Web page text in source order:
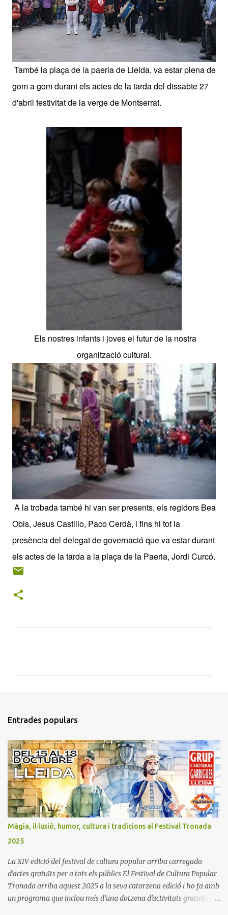
També la plaça de la paeria de Lleida, va estar plena de
gom a gom durant els actes de la tarda del dissabte 27
d'abril festivitat de la verge de Montserrat.
Els nostres infants i joves el futur de la nostra
organització cultural.
A la trobada també hi van ser presents, els regidors Bea
Obis, Jesus Castillo, Paco Cerdà, i fins hi tot la
presència del delegat de governació que va estar durant
els actes de la tarda a la plaça de la Paeria, Jordi Curcó.
t
r
i
s
Entrades populars
Màgia, il·lusió, humor, cultura i tradicions al Festival Tronada
2025
La XIV edició del festival de cultura popular arriba carregada
d’actes gratuïts per a tots els públics El Festival de Cultura Popular
Tronada arriba aquest 2025 a la seva catorzena edició i ho fa amb
un programa que inclou més d’una dotzena d’activitats gratuïtes i